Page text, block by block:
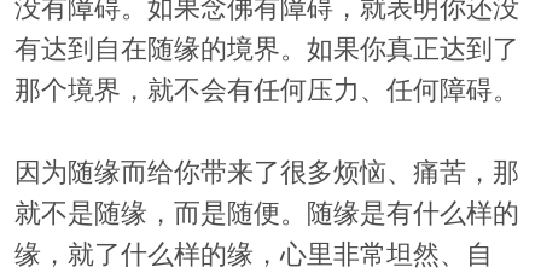
没有障碍。如果念佛有障碍，就表明你还没
有达到自在随缘的境界。如果你真正达到了
那个境界，就不会有任何压力、任何障碍。
因为随缘而给你带来了很多烦恼、痛苦，那
就不是随缘，而是随便。随缘是有什么样的
缘，就了什么样的缘，心里非常坦然、自